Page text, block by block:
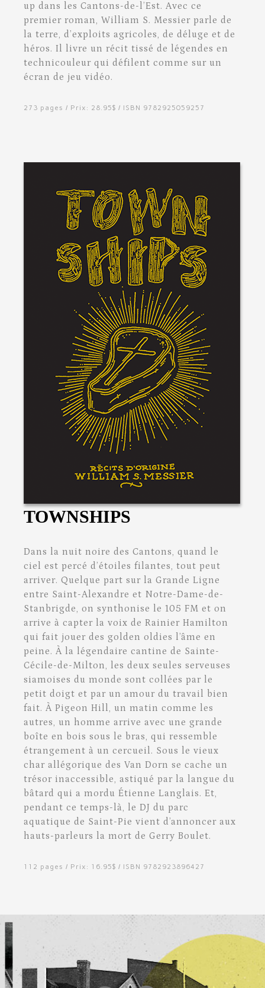
up dans les Cantons-de-l’Est. Avec ce
premier roman, William S. Messier parle de
la terre, d’exploits agricoles, de déluge et de
héros. Il livre un récit tissé de légendes en
technicouleur qui défilent comme sur un
écran de jeu vidéo.
273 pages / Prix: 28.95$ / ISBN 9782925059257
TOWNSHIPS
Dans la nuit noire des Cantons, quand le
ciel est percé d’étoiles filantes, tout peut
arriver. Quelque part sur la Grande Ligne
entre Saint-Alexandre et Notre-Dame-de-
Stanbrigde, on synthonise le 105 FM et on
arrive à capter la voix de Rainier Hamilton
qui fait jouer des golden oldies l’âme en
peine. À la légendaire cantine de Sainte-
Cécile-de-Milton, les deux seules serveuses
siamoises du monde sont collées par le
petit doigt et par un amour du travail bien
fait. À Pigeon Hill, un matin comme les
autres, un homme arrive avec une grande
boîte en bois sous le bras, qui ressemble
étrangement à un cercueil. Sous le vieux
char allégorique des Van Dorn se cache un
trésor inaccessible, astiqué par la langue du
bâtard qui a mordu Étienne Langlais. Et,
pendant ce temps-là, le DJ du parc
aquatique de Saint-Pie vient d’annoncer aux
hauts-parleurs la mort de Gerry Boulet.
112 pages / Prix: 16.95$ / ISBN 9782923896427